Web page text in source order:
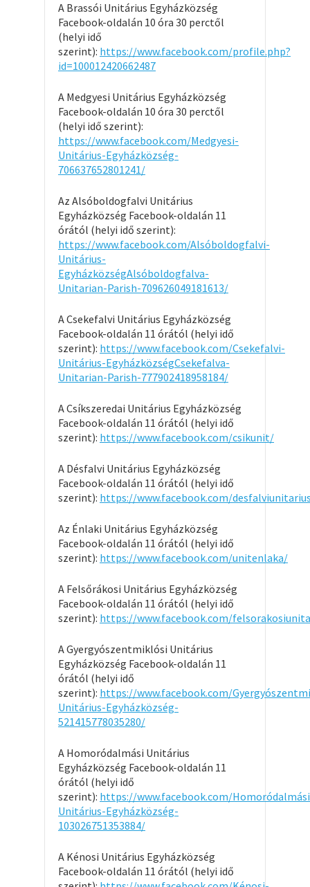
A Brassói Unitárius Egyházközség
Facebook-oldalán 10 óra 30 perctől
(helyi idő
szerint): https://www.facebook.com/profile.php?
id=100012420662487
A Medgyesi Unitárius Egyházközség
Facebook-oldalán 10 óra 30 perctől
(helyi idő szerint):
https://www.facebook.com/Medgyesi-
Unitárius-Egyházközség-
706637652801241/
Az Alsóboldogfalvi Unitárius
Egyházközség Facebook-oldalán 11
órától (helyi idő szerint):
https://www.facebook.com/Alsóboldogfalvi-
Unitárius-
EgyházközségAlsóboldogfalva-
Unitarian-Parish-709626049181613/
A Csekefalvi Unitárius Egyházközség
Facebook-oldalán 11 órától (helyi idő
szerint): https://www.facebook.com/Csekefalvi-
Unitárius-EgyházközségCsekefalva-
Unitarian-Parish-777902418958184/
A Csíkszeredai Unitárius Egyházközség
Facebook-oldalán 11 órától (helyi idő
szerint): https://www.facebook.com/csikunit/
A Désfalvi Unitárius Egyházközség
Facebook-oldalán 11 órától (helyi idő
szerint): https://www.facebook.com/
Az Énlaki Unitárius Egyházközség
Facebook-oldalán 11 órától (helyi idő
szerint): https://www.facebook.com/unitenlaka/
A Felsőrákosi Unitárius Egyházközség
Facebook-oldalán 11 órától (helyi idő
szerint): https://www.facebook.com/
A Gyergyószentmiklósi Unitárius
Egyházközség Facebook-oldalán 11
órától (helyi idő
szerint): https://www.facebook.com/
Unitárius-Egyházközség-
521415778035280/
A Homoródalmási Unitárius
Egyházközség Facebook-oldalán 11
órától (helyi idő
szerint): https://www.facebook.com/
Unitárius-Egyházközség-
103026751353884/
A Kénosi Unitárius Egyházközség
Facebook-oldalán 11 órától (helyi idő